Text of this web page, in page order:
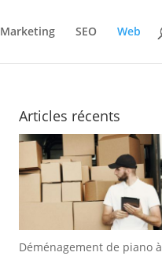
Marketing SEO Web
Articles récents
Déménagement de piano à